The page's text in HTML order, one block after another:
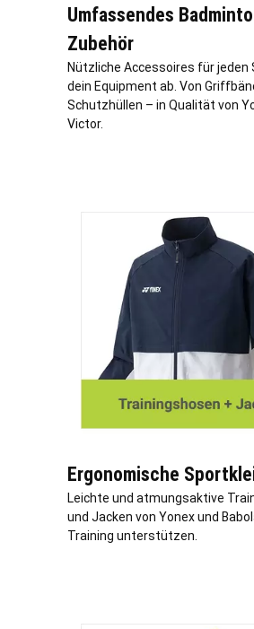
Umfassendes
Zubehör
Nützliche Accessoires für jeden
dein Equipment ab. Von
Schutzhüllen – in Qualität von
Victor.
Ergonomische
Leichte und atmungsaktive
und Jacken von Yonex und
Training unterstützen.